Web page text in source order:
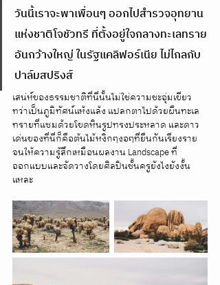
วันนี้เราจะพาเพื่อนๆ ออกไปสำรวจอุทยาน
แห่งชาติโจชัวทรี ที่ตั้งอยู่ใจกลางทะเลทราย
อันกว้างใหญ่ ในรัฐแคลิฟอร์เนีย ไม่ไกลกับ
ปาล์มสปริงส์
เสน่ห์ของธรรมชาติที่นี่นั้นไม่ใช่ความชะอุ่มเขียว
ทว่าเป็นภูมิทัศน์แห้งแล้ง แปลกตาไปด้วยผืนทะเล
ทรายที่แซมด้วยโขดหินรูปทรงประหลาด และดาว
เด่นของที่นี่ก็คือต้นไม้หงิกๆงอๆที่ยืนกันเรียงราย
จนให้ความรู้สึกเหมือนผลงาน Landscape ที่
ออกแบบและจัดวางโดยศิลปินชั้นครูยังไงยังงั้น
แหละ